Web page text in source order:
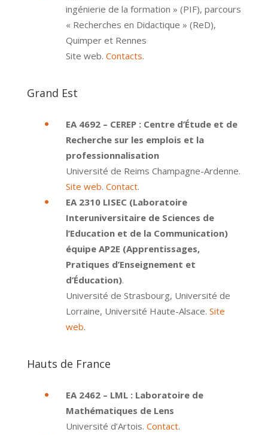
ingénierie de la formation » (PIF), parcours
« Recherches en Didactique » (ReD),
Quimper et Rennes
Site web. Contacts.
Grand Est
EA 4692 – CEREP : Centre d’Étude et de
Recherche sur les emplois et la
professionnalisation
Université de Reims Champagne-Ardenne.
Site web. Contact.
EA 2310 LISEC (Laboratoire
Interuniversitaire de Sciences de
l’Education et de la Communication)
équipe AP2E (Apprentissages,
Pratiques d’Enseignement et
d’Éducation).
Université de Strasbourg, Université de
Lorraine, Université Haute-Alsace. Site
web.
Hauts de France
EA 2462 – LML : Laboratoire de
Mathématiques de Lens
Université d’Artois. Contact.